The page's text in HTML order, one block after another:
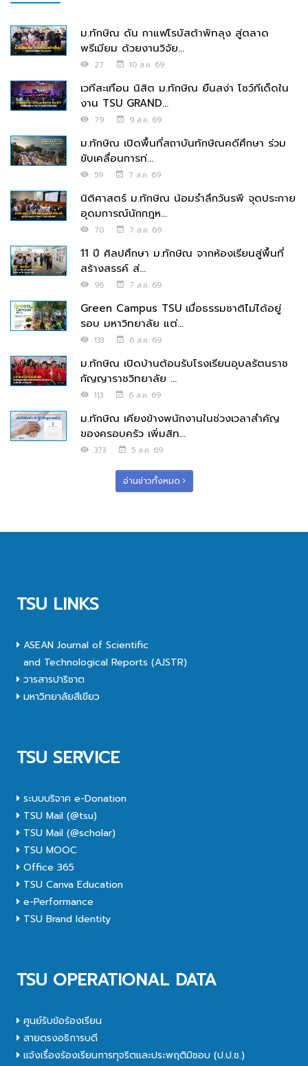
ม.ทักษิณ ดัน กาแฟโรบัสต้าพัทลุง สู่ตลาด
พรีเมียม ด้วยงานวิจัย...
27 10 ส.ค. 69
เวทีสะเทือน นิสิต ม.ทักษิณ ยืนสง่า โชว์ทีเด็ดใน
งาน TSU GRAND...
79 9 ส.ค. 69
ม.ทักษิณ เปิดพื้นที่สถาบันทักษิณคดีศึกษา ร่วม
ขับเคลื่อนการท่...
59 7 ส.ค. 69
นิติศาสตร์ ม.ทักษิณ น้อมรำลึกวันรพี จุดประกาย
อุดมการณ์นักกฎห...
70 7 ส.ค. 69
11 ปี ศิลปศึกษา ม.ทักษิณ จากห้องเรียนสู่พื้นที่
สร้างสรรค์ ส่...
96 7 ส.ค. 69
Green Campus TSU เมื่อธรรมชาติไม่ได้อยู่
รอบ มหาวิทยาลัย แต่...
133 6 ส.ค. 69
ม.ทักษิณ เปิดบ้านต้อนรับโรงเรียนอุบลรัตนราช
กัญญาราชวิทยาลัย ...
113 6 ส.ค. 69
ม.ทักษิณ เคียงข้างพนักงานในช่วงเวลาสำคัญ
ของครอบครัว เพิ่มสิท...
373 5 ส.ค. 69
อ่านข่าวทั้งหมด
TSU LINKS
ASEAN Journal of Scientific
and Technological Reports (AJSTR)
วารสารปาริชาต
มหาวิทยาลัยสีเขียว
TSU SERVICE
ระบบบริจาค e-Donation
TSU Mail (@tsu)
TSU Mail (@scholar)
TSU MOOC
Office 365
TSU Canva Education
e-Performance
TSU Brand Identity
TSU OPERATIONAL DATA
ศูนย์รับข้อร้องเรียน
สายตรงอธิการบดี
แจ้งเรื่องร้องเรียนการทุจริตและประพฤติมิชอบ (ป.ป.ช.)